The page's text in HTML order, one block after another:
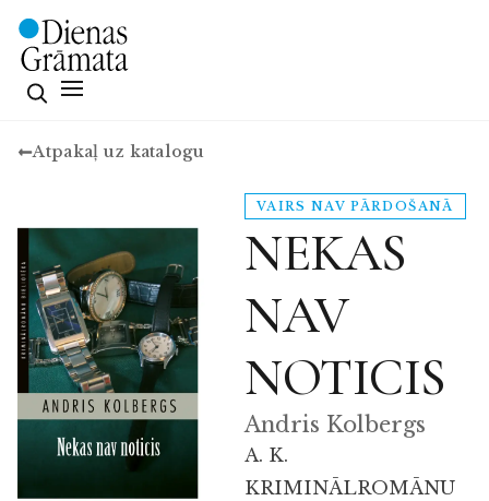
Atpakaļ uz katalogu
VAIRS NAV PĀRDOŠANĀ
NEKAS
NAV
NOTICIS
Andris Kolbergs
A. K.
KRIMINĀLROMĀNU